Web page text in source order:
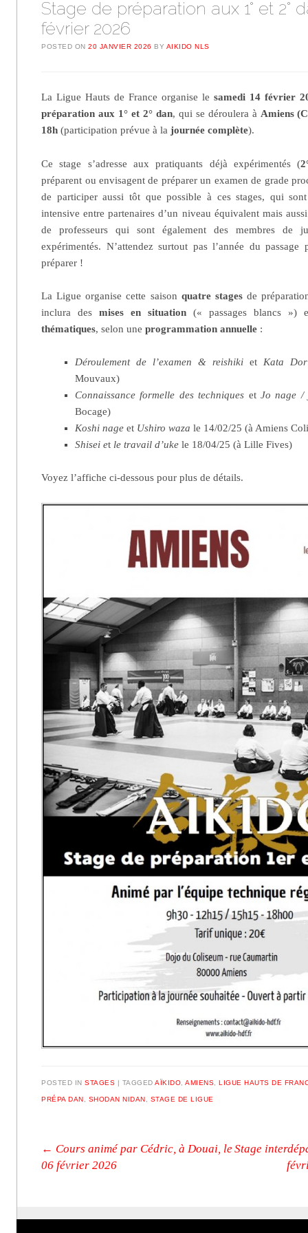
Stage de préparation aux 1° et 2°
février 2026
POSTED ON20 JANVIER 2026 BY AIKIDO NLS
La Ligue Hauts de France organise le samedi 14 février
préparation aux 1° et 2° dan, qui se déroulera à Amiens
18h (participation prévue à lajournée complète).
Ce stage s’adresse aux pratiquants déjà expérimentés (
préparent ou envisagent de préparer un examen de grade
de participer aussi tôt que possible à ces stages, qui sont
intensive entre partenaires d’un niveau équivalent mais
de professeurs qui sont également des membres de
expérimentés. N’attendez surtout pas l’année du
préparer !
La Ligue organise cette saison quatre stagesde
inclura desmises en situation (« passages blancs »)
thématiques, selon uneprogrammation annuelle :
Déroulement de l’examen & reishiki et Kata
Mouvaux)
Connaissance formelle des techniques et Jo nage
Bocage)
Koshi nage et Ushiro waza le 14/02/25 (à Amiens
Shisei et le travail d’ukele 18/04/25 (à Lille Fives)
Voyez l’affiche ci-dessous pour plus de détails.
POSTED INSTAGES | TAGGEDAÏKIDO ,AMIENS ,LIGUE HAUTS DE
PRÉPA DAN SHODAN NIDAN STAGE DE LIGUE
Post navigation
← Cours animé par Cédric, à Douai, le
06 février 2026
Stage